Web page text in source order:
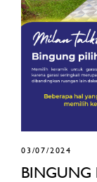
BINGUNG
03/07/2024